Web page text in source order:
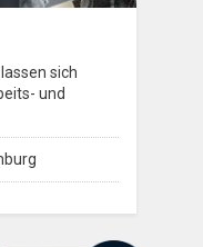
sich
und